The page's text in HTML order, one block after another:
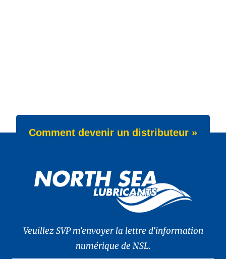
Comment devenir un distributeur »
Veuillez SVP m’envoyer la lettre d’information
numérique de NSL.